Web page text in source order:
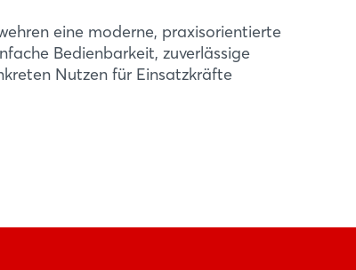
eine moderne, praxisorientierte
Bedienbarkeit, zuverlässige
Nutzen für Einsatzkräfte